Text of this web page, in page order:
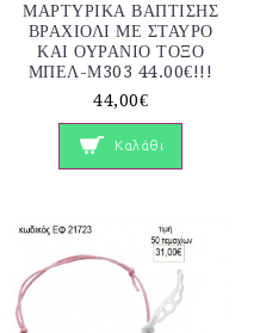
ΜΑΡΤΥΡΙΚΑ ΒΑΠΤΙΣΗΣ
ΒΡΑΧΙΟΛΙ ΜΕ ΣΤΑΥΡΟ
ΚΑΙ ΟΥΡΑΝΙΟ ΤΟΞΟ
ΜΠΕΛ-Μ303 44.00€!!!
44,00€
Καλάθι